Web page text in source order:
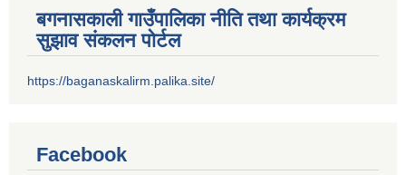
बगनासकाली गाउँपालिका नीति तथा कार्यक्रम
सुझाव संकलन पोर्टल
https://baganaskalirm.palika.site/
Facebook